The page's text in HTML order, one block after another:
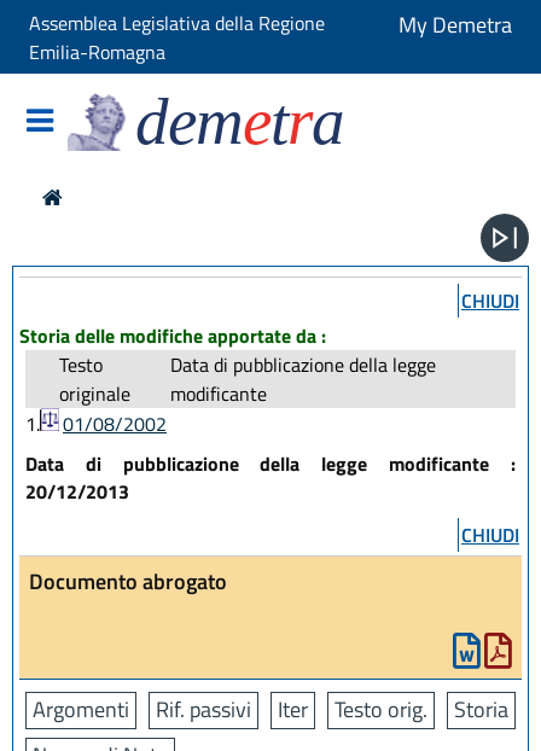
Assemblea Legislativa della Regione
Emilia-Romagna
My Demetra
demetra
CHIUDI
Storia delle modifiche apportate da :
Testo
originale
Data di pubblicazione della legge
modificante
1.
01/08/2002
Data di pubblicazione della legge modificante :
20/12/2013
CHIUDI
Documento abrogato
Argomenti Rif. passivi Iter Testo orig.
Storia